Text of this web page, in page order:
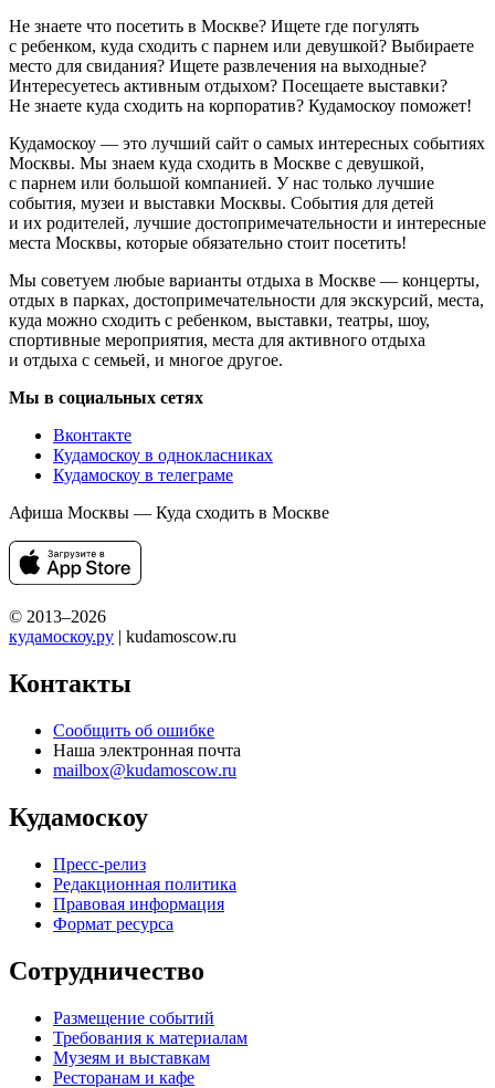
Не знаете что посетить в Москве? Ищете где погулять
с ребенком, куда сходить с парнем или девушкой? Выбираете
место для свидания? Ищете развлечения на выходные?
Интересуетесь активным отдыхом? Посещаете выставки?
Не знаете куда сходить на корпоратив? Кудамоскоу поможет!
Кудамоскоу — это лучший сайт о самых интересных событиях
Москвы. Мы знаем куда сходить в Москве с девушкой,
с парнем или большой компанией. У нас только лучшие
события, музеи и выставки Москвы. События для детей
и их родителей, лучшие достопримечательности и интересные
места Москвы, которые обязательно стоит посетить!
Мы советуем любые варианты отдыха в Москве — концерты,
отдых в парках, достопримечательности для экскурсий, места,
куда можно сходить с ребенком, выставки, театры, шоу,
спортивные мероприятия, места для активного отдыха
и отдыха с семьей, и многое другое.
Мы в социальных сетях
Вконтакте
Кудамоскоу в однокласниках
Кудамоскоу в телеграме
Афиша Москвы — Куда сходить в Москве
© 2013–2026
кудамоскоу.ру | kudamoscow.ru
Контакты
Сообщить об ошибке
Наша электронная почта
mailbox@kudamoscow.ru
Кудамоскоу
Пресс-релиз
Редакционная политика
Правовая информация
Формат ресурса
Сотрудничество
Размещение событий
Требования к материалам
Музеям и выставкам
Ресторанам и кафе